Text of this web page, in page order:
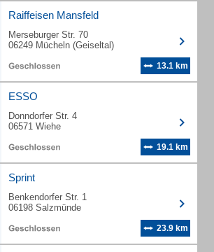
Raiffeisen Mansfeld
Merseburger Str. 70
06249 Mücheln (Geiseltal)
13.1 km
ESSO
Donndorfer Str. 4
06571 Wiehe
19.1 km
Sprint
Benkendorfer Str. 1
06198 Salzmünde
23.9 km